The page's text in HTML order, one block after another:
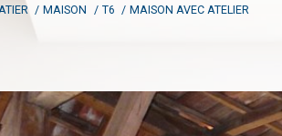
MAISON T6 MAISON AVEC ATELIER